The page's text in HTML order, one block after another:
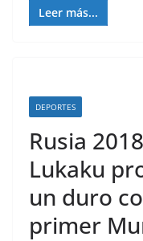
Leer más...
DEPORTES
Rusia
Lukaku
un duro
primer